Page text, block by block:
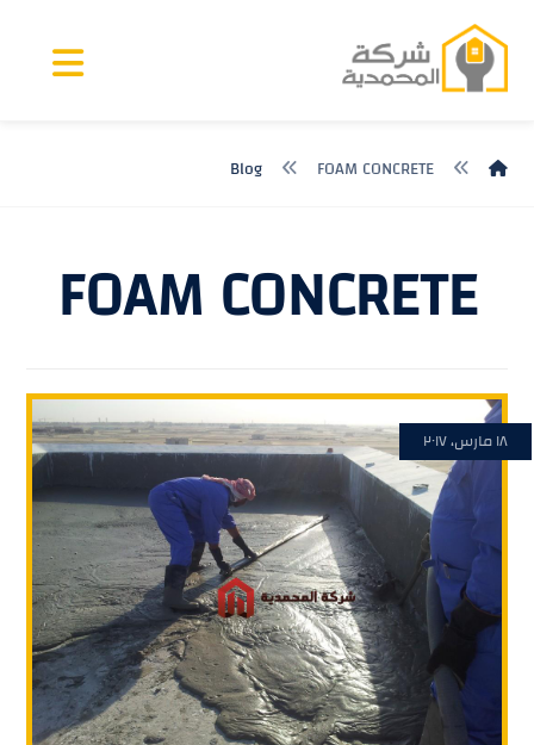
Blog FOAM CONCRETE
FOAM CONCRETE
١٨ مارس، ٢٠١٧